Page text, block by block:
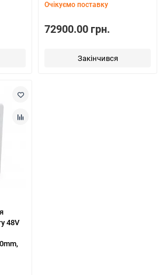
Очікуємо поставку
72900.00 грн.
Закінчився
48V